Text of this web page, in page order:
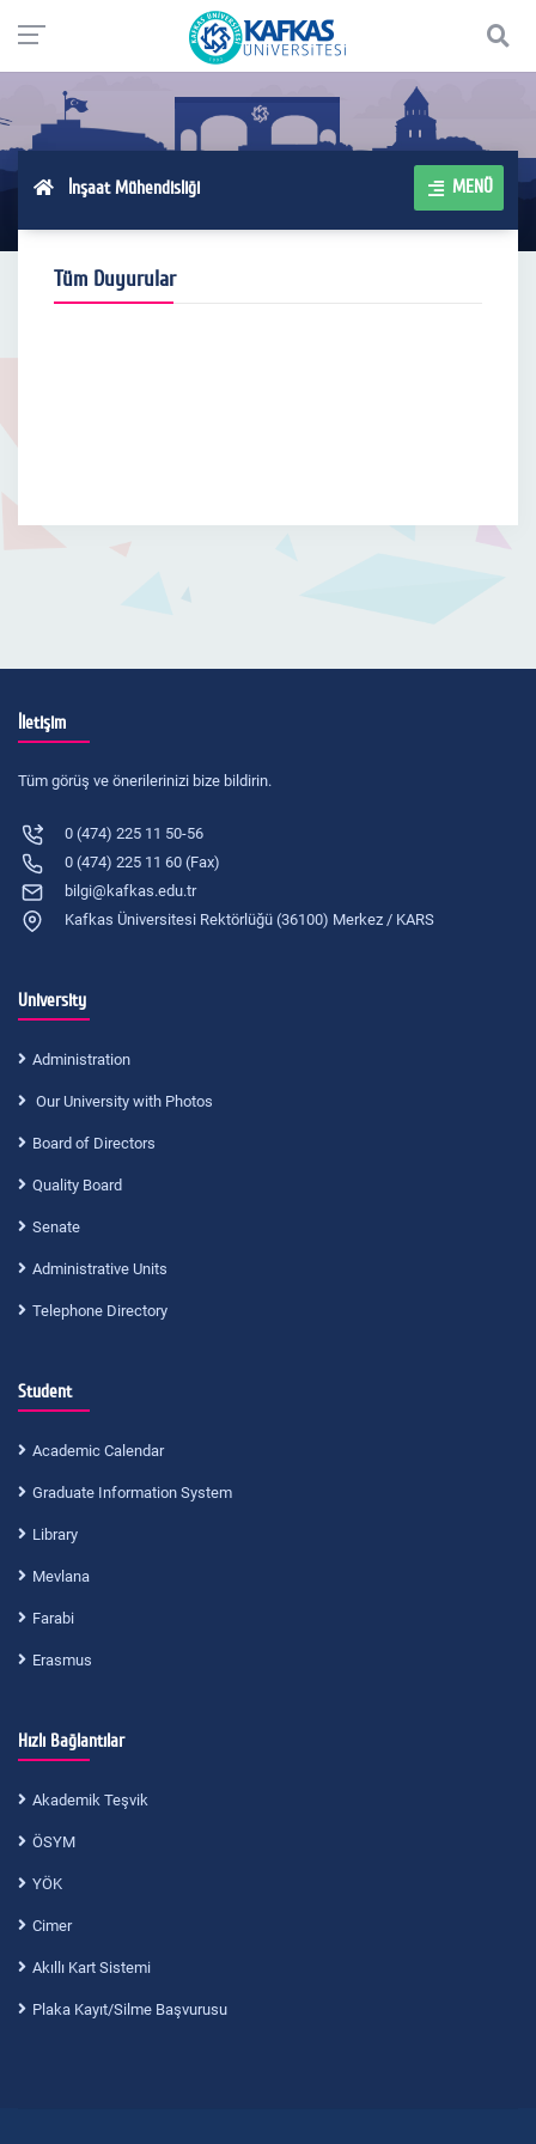
İnşaat Mühendisliği MENÜ
Tüm Duyurular
İletişim
Tüm görüş ve önerilerinizi bize bildirin.
0 (474) 225 11 50-56
0 (474) 225 11 60 (Fax)
bilgi@kafkas.edu.tr
Kafkas Üniversitesi Rektörlüğü (36100) Merkez / KARS
University
Administration
Our University with Photos
Board of Directors
Quality Board
Senate
Administrative Units
Telephone Directory
Student
Academic Calendar
Graduate Information System
Library
Mevlana
Farabi
Erasmus
Hızlı Bağlantılar
Akademik Teşvik
ÖSYM
YÖK
Cimer
Akıllı Kart Sistemi
Plaka Kayıt/Silme Başvurusu